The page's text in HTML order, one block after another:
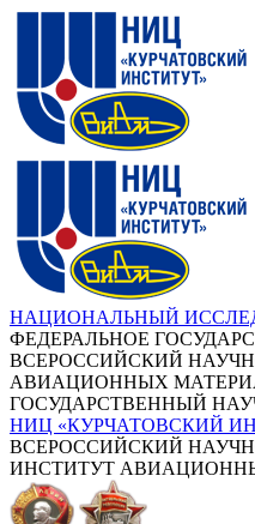
НАЦИОНАЛЬНЫЙ
ФЕДЕРАЛЬНОЕ
ВСЕРОССИЙСКИЙ
АВИАЦИОННЫХ
ГОСУДАРСТВЕННЫЙ
НИЦ «КУРЧАТОВСКИЙ
ВСЕРОССИЙСКИЙ
ИНСТИТУТ